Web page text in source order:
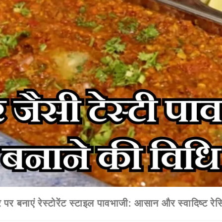
बनाएं रेस्टोरेंट स्टाइल पावभाजी: आसान और स्वादिष्ट